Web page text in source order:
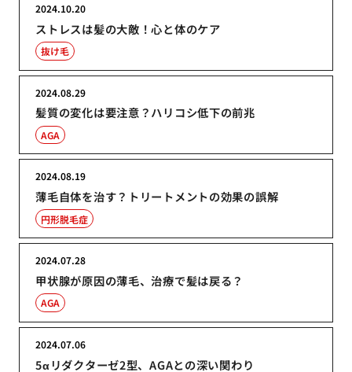
ストレスは髪の大敵！心と体のケア
2024.10.20
抜け毛
髪質の変化は要注意？ハリコシ低下の前兆
2024.08.29
AGA
薄毛自体を治す？トリートメントの効果の誤解
2024.08.19
円形脱毛症
甲状腺が原因の薄毛、治療で髪は戻る？
2024.07.28
AGA
5αリダクターゼ2型、AGAとの深い関わり
2024.07.06